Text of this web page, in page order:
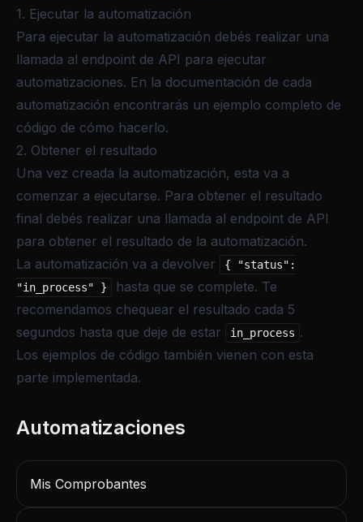
1. Ejecutar la automatización
Para ejecutar la automatización debés realizar una
llamada al endpoint de API para ejecutar
automatizaciones. En la documentación de cada
automatización encontrarás un ejemplo completo de
código de cómo hacerlo.
2. Obtener el resultado
Una vez creada la automatización, esta va a
comenzar a ejecutarse. Para obtener el resultado
final debés realizar una llamada al endpoint de API
para obtener el resultado de la automatización.
La automatización va a devolver
{ "status":
"in_process" }
hasta que se complete. Te
recomendamos chequear el resultado cada 5
segundos hasta que deje de estar
in_process .
Los ejemplos de código también vienen con esta
parte implementada.
Mis Comprobantes